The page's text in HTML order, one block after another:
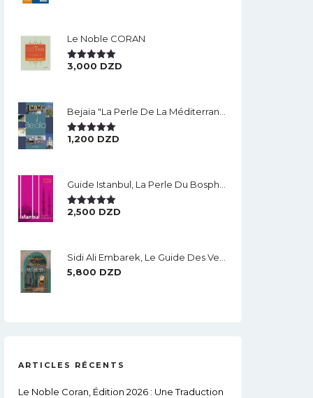
Le Noble CORAN
Note5.00
3,000 DZD
Note5.00
1,200 DZD
Note5.00
2,500 DZD
5,800 DZD
ARTICLES RÉCENTS
Le Noble Coran, Édition 2026 : Une Traduction